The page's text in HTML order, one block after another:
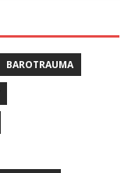
BAROTRAUMA